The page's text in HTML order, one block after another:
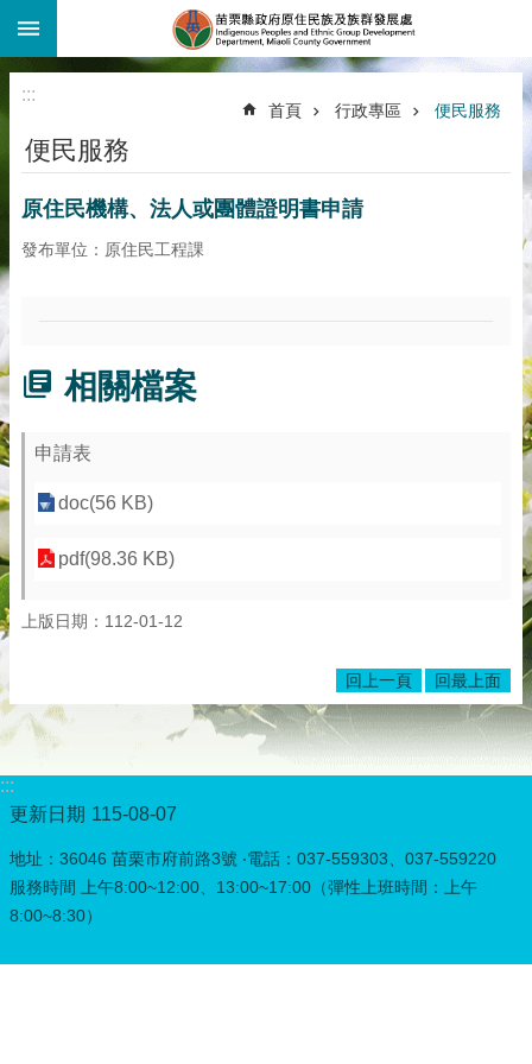
跳到主要內容區塊
:::
首頁 行政專區 便民服務
便民服務
原住民機構、法人或團體證明書申請
發布單位：原住民工程課
相關檔案
申請表
doc(56 KB)
pdf(98.36 KB)
上版日期：112-01-12
回上一頁 回最上面
:::
更新日期 115-08-07
地址：36046 苗栗市府前路3號 ‧電話：037-559303、037-559220
服務時間 上午8:00~12:00、13:00~17:00（彈性上班時間：上午
8:00~8:30）